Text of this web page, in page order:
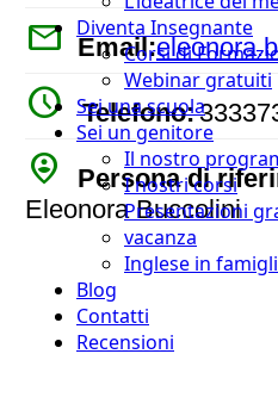
Diventa Insegnante
Corsi di
Webinar gratuiti
Sei una scuola
Sei un genitore
Il nostro
I nostri corsi
Presentazioni
vacanza
Inglese in
Blog
Contatti
Recensioni
mail Email:
watch_later Telefono:
person_pin_circle
Persona di
Eleonora Buccolini